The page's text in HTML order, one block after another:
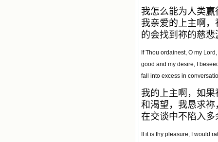
我怎么能为人类
我亲爱的上主啊
的会找到祢的慈
If Thou ordainest, O my
good and my desire, I
fall into excess in
我的上主啊，如
和渴望，我恳求
在交谈中不陷入
If it is thy pleasure, I would